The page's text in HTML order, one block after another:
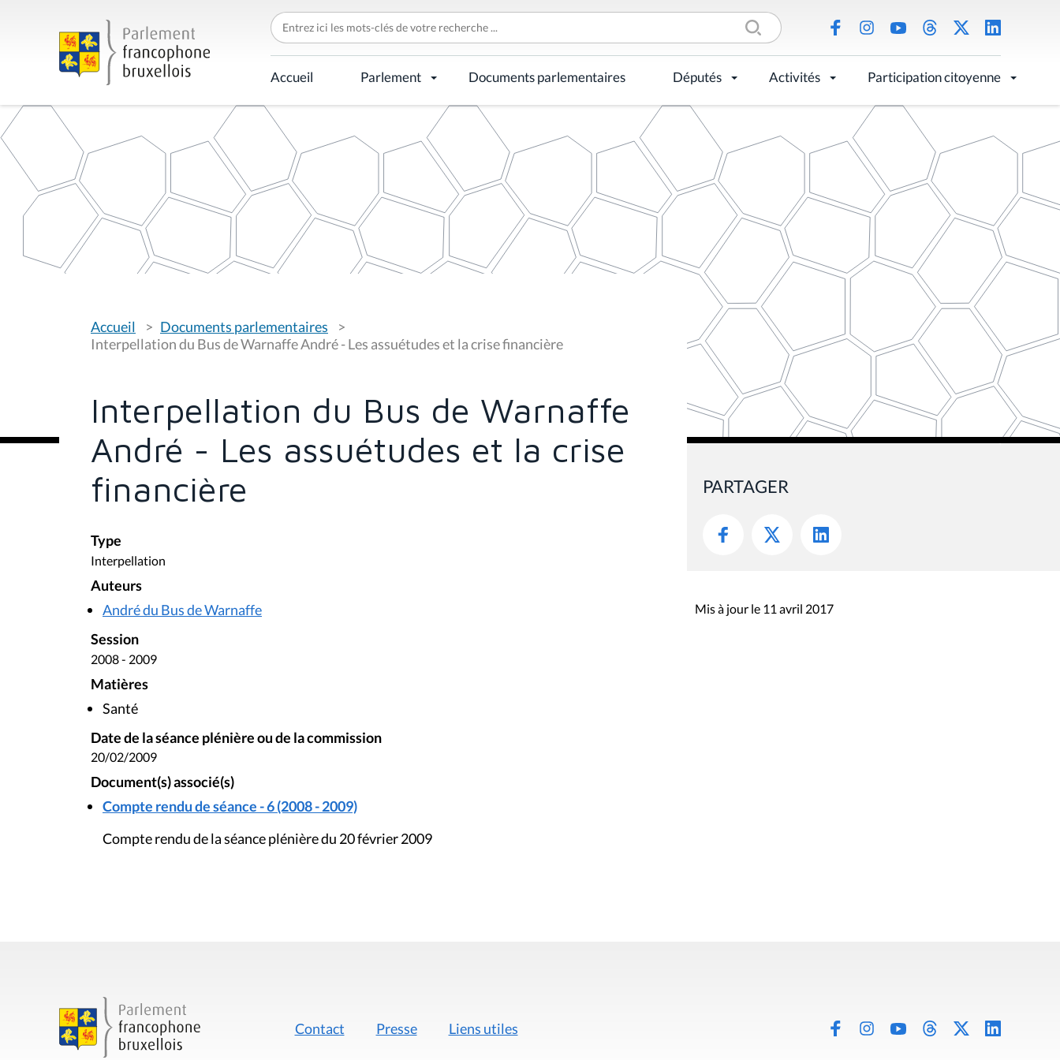
C
h
e
r
c
h
r
p
Accueil Parlement Documents parlementaires Députés Activités Participation citoyenne
o
u
Accueil
Documents parlementaires
Interpellation du Bus de Warnaffe André - Les assuétudes et la crise financière
Interpellation du Bus de Warnaffe
André - Les assuétudes et la crise
financière
Type
Interpellation
Auteurs
André du Bus de Warnaffe
Session
2008 - 2009
Matières
Santé
Date de la séance plénière ou de la commission
20/02/2009
Document(s) associé(s)
Compte rendu de séance - 6 (2008 - 2009)
Compte rendu de la séance plénière du 20 février 2009
PARTAGER
Mis à jour le 11 avril 2017
Contact Presse Liens utiles